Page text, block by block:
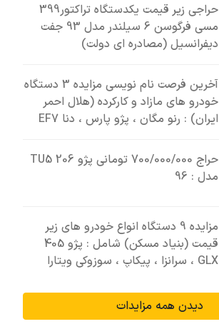
حراجی زیر قیمت یکدستگاه تراکتور399
مسی فرگوسن 6 سیلندر مدل 93 جفت
دیفرانسیل (مصادره ای دولت)
آخرین فرصت نام نویسی مزایده 3 دستگاه
خودرو های مازاد و کارکرده (هلال احمر
ایران) : رنو مگان ، پژو پارس ، دنا EF7
حراج 700/000/000 تومانی پژو 206 TU5
مدل : 96
مزایده 9 دستگاه انواع خودرو های زیر
قیمت (بنیاد مسکن) شامل : پژو 405
GLX ، سرانزا ، پیکاپ ، سوزوکی ویتارا
دیدن همه مزایدات